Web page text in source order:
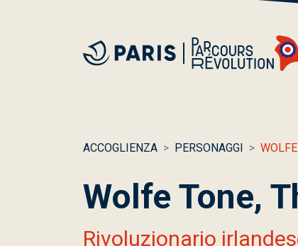
ACCOGLIENZA PERSONAGGI
Wolfe Tone,
Rivoluzionario